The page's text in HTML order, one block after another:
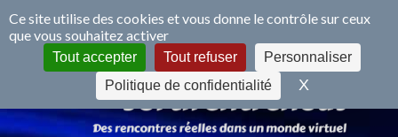
Ce site utilise des cookies et vous donne le contrôle sur ceux
que vous souhaitez activer
Tout accepter Tout refuser
Personnaliser
Politique de confidentialité
XMasquer le